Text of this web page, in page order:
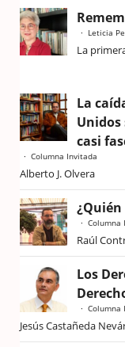
Leticia
La
La
casi
Columna Invitada
Alberto J. Olvera
Columna
Raúl
Los
Columna
Jesús Castañeda